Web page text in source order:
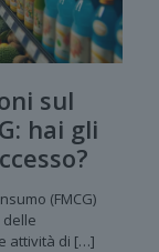
sul
hai gli
(FMCG)
attività di […]